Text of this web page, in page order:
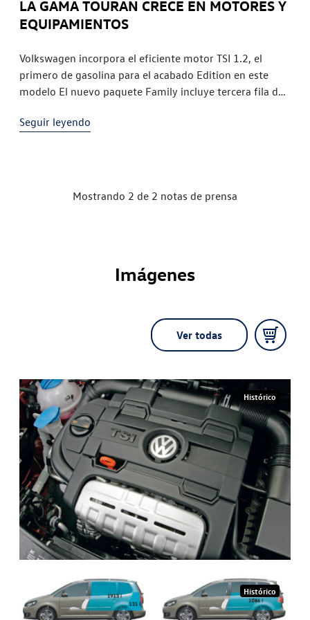
LA GAMA TOURAN CRECE EN MOTORES Y
EQUIPAMIENTOS
Volkswagen incorpora el eficiente motor TSI 1.2, el
primero de gasolina para el acabado Edition en este
modelo El nuevo paquete Family incluye tercera fila de
entre otros elementos Volkswagen apuesta por la
económico y ecológico motor de gasolina, y lo ha
Seguir leyendo
Mostrando 2 de 2 notas de prensa
Imágenes
Ver todas
Histórico
Histórico